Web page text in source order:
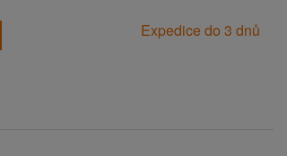
Expedice do 3 dnů